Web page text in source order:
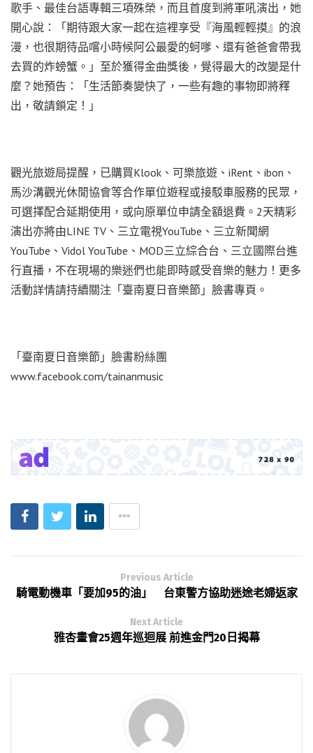
歌手、最佳台語專輯三項殊榮，而且首度到將軍吼演出，她
開心說：「期待跟大家一起在這裡享受『海風輕輕摸』的浪
漫，也很期待品嚐小時候阿公最愛的蚵嗲、還有爸爸會帶我
去買的炸螃蟹。」至於獲得金曲獎後，覺得最大的改變是什
麼？她預告：「生活節奏變快了，一些有趣的事物即將釋
出，敬請鎖定！」
觀光旅遊局提醒，已購買Klook、可樂旅遊、iRent、ibon、
馬沙溝觀光休閒協會等合作單位遊程或接駁車服務的民眾，
可選擇配合延期使用，或向原單位申請全額退費。2天精彩
演出亦將由LINE TV、三立電視YouTube、三立新聞網
YouTube、Vidol YouTube、MOD三立綜合台、三立國際台進
行直播，不在現場的樂迷們也能即時感受音樂的魅力！更多
活動詳情請持續關注「臺南夏日音樂節」臉書專頁。
「臺南夏日音樂節」臉書粉絲團
www.facebook.com/tainanmusic
Previous Article
騎電動機車「要加95的油」 台東警方協助迷途老婦返家
Next Article
雅杏畫會25週年巡迴展 前進金門20日揭幕